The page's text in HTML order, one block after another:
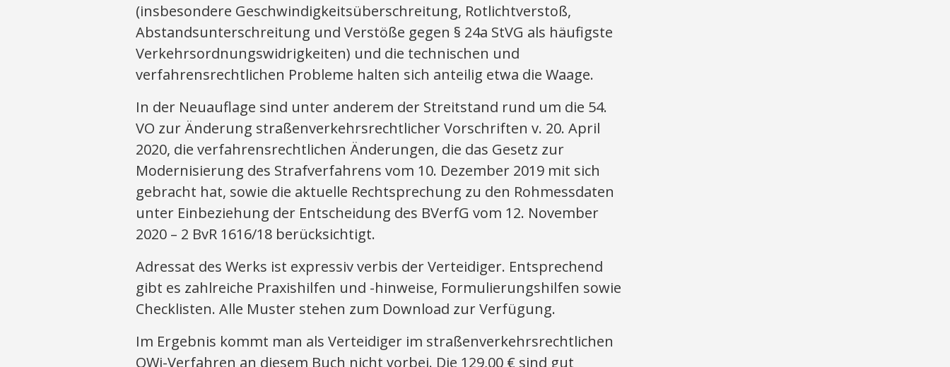
(insbesondere Geschwindigkeitsüberschreitung, Rotlichtverstoß,
Abstandsunterschreitung und Verstöße gegen § 24a StVG als häufigste
Verkehrsordnungswidrigkeiten) und die technischen und
verfahrensrechtlichen Probleme halten sich anteilig etwa die Waage.
In der Neuauflage sind unter anderem der Streitstand rund um die 54.
VO zur Änderung straßenverkehrsrechtlicher Vorschriften v. 20. April
2020, die verfahrensrechtlichen Änderungen, die das Gesetz zur
Modernisierung des Strafverfahrens vom 10. Dezember 2019 mit sich
gebracht hat, sowie die aktuelle Rechtsprechung zu den Rohmessdaten
unter Einbeziehung der Entscheidung des BVerfG vom 12. November
2020 – 2 BvR 1616/18 berücksichtigt.
Adressat des Werks ist expressiv verbis der Verteidiger. Entsprechend
gibt es zahlreiche Praxishilfen und -hinweise, Formulierungshilfen sowie
Checklisten. Alle Muster stehen zum Download zur Verfügung.
Im Ergebnis kommt man als Verteidiger im straßenverkehrsrechtlichen
OWi-Verfahren an diesem Buch nicht vorbei. Die 129,00 € sind gut